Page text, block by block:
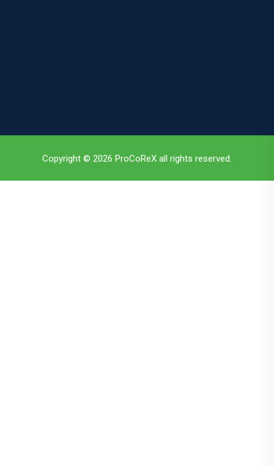
Copyright © 2026 ProCoReX all rights reserved.